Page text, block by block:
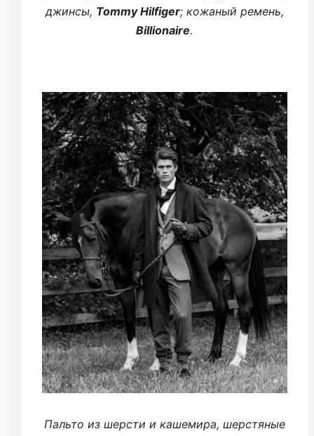
джинсы, Tommy Hilfiger; кожаный ремень,
Billionaire.
Пальто из шерсти и кашемира, шерстяные